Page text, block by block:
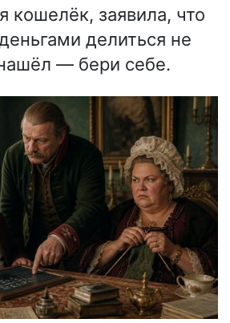
кошелёк, заявила, что
делиться не
— бери себе.